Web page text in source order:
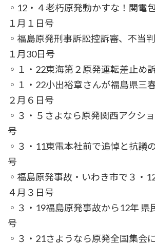
◦12・４老朽原発動かすな！関電
１月１日号
◦福島原発刑事訴訟控訴審、不当
１月30日号
◦１・22東海第２原発運転差止め
◦１・22小出裕章さんが福島県三
２月６日号
◦３・５さよなら原発関西アク
号
◦３・11東電本社前で追悼と抗議
号
◦福島原発事故・いわき市で３・
４月３日号
◦３・19福島原発事故から12年 県
号
◦３・21さようなら原発全国集会